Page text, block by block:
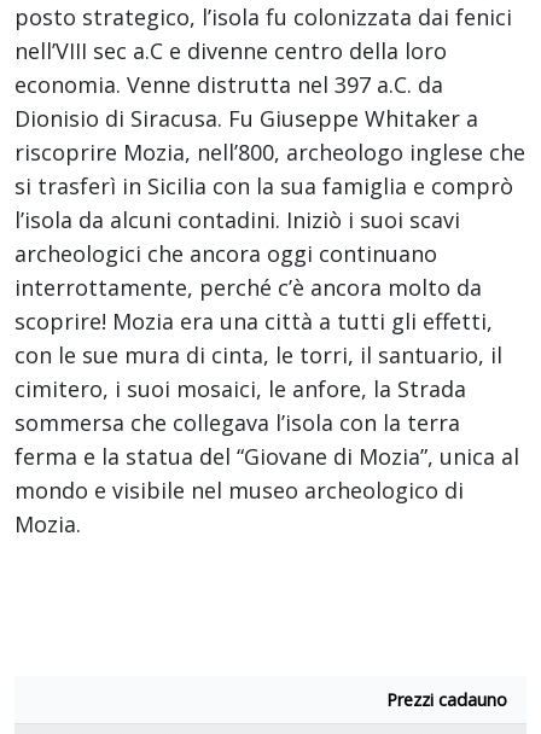
posto strategico, l’isola fu colonizzata dai fenici
nell’VIII sec a.C e divenne centro della loro
economia. Venne distrutta nel 397 a.C. da
Dionisio di Siracusa. Fu Giuseppe Whitaker a
riscoprire Mozia, nell’800, archeologo inglese che
si trasferì in Sicilia con la sua famiglia e comprò
l’isola da alcuni contadini. Iniziò i suoi scavi
archeologici che ancora oggi continuano
interrottamente, perché c’è ancora molto da
scoprire! Mozia era una città a tutti gli effetti,
con le sue mura di cinta, le torri, il santuario, il
cimitero, i suoi mosaici, le anfore, la Strada
sommersa che collegava l’isola con la terra
ferma e la statua del “Giovane di Mozia”, unica al
mondo e visibile nel museo archeologico di
Mozia.
Prezzi cadauno